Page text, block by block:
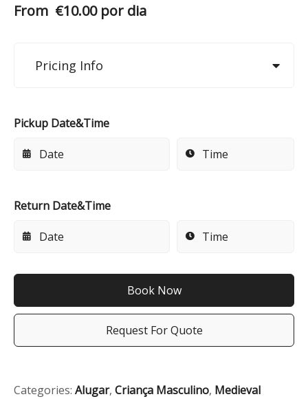
From €10.00por dia
Pricing Info
Pickup Date&Time
Return Date&Time
Book Now
Request For Quote
Categories: Alugar, Criança Masculino, Medieval